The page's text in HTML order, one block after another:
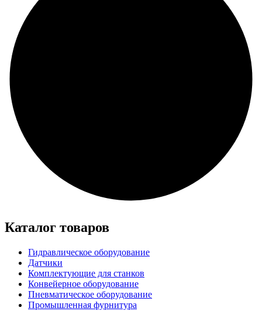
Каталог товаров
Гидравлическое оборудование
Датчики
Комплектующие для станков
Конвейерное оборудование
Пневматическое оборудование
Промышленная фурнитура